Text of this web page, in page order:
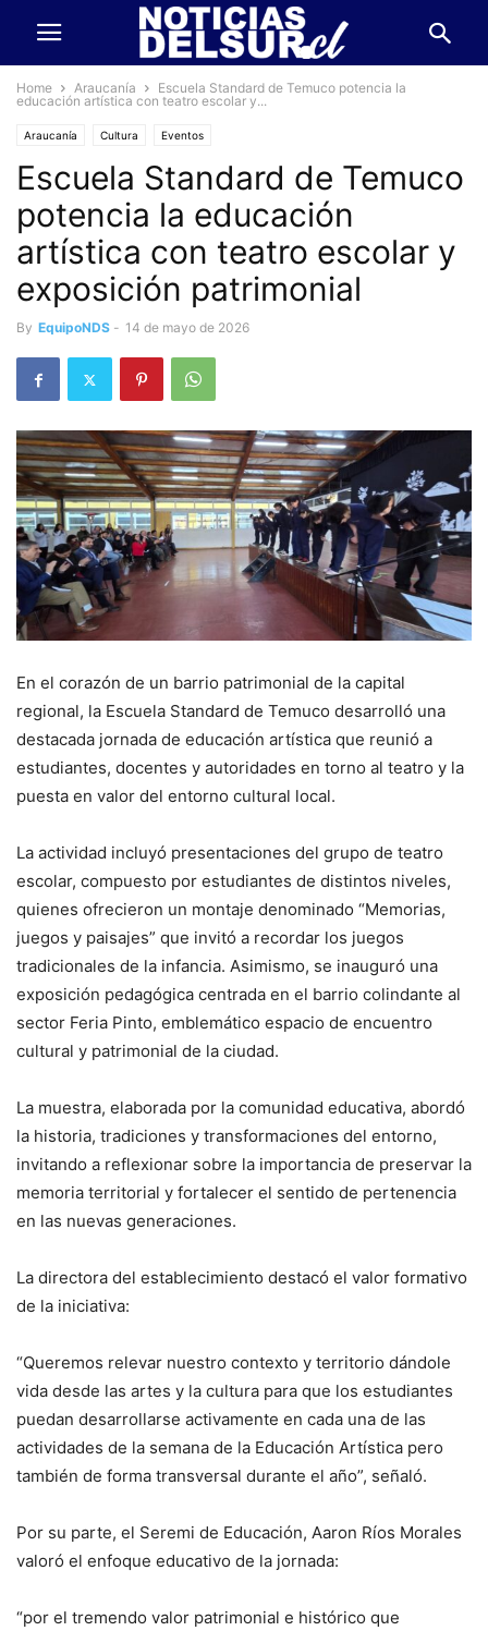
Home Araucanía
Escuela Standard de Temuco potencia la
educación artística con teatro escolar y...
Araucanía Cultura Eventos
Escuela Standard de Temuco
potencia la educación
artística con teatro escolar y
exposición patrimonial
By EquipoNDS - 14 de mayo de 2026
En el corazón de un barrio patrimonial de la capital
regional, la Escuela Standard de Temuco desarrolló una
destacada jornada de educación artística que reunió a
estudiantes, docentes y autoridades en torno al teatro y la
puesta en valor del entorno cultural local.
La actividad incluyó presentaciones del grupo de teatro
escolar, compuesto por estudiantes de distintos niveles,
quienes ofrecieron un montaje denominado “Memorias,
juegos y paisajes” que invitó a recordar los juegos
tradicionales de la infancia. Asimismo, se inauguró una
exposición pedagógica centrada en el barrio colindante al
sector Feria Pinto, emblemático espacio de encuentro
cultural y patrimonial de la ciudad.
La muestra, elaborada por la comunidad educativa, abordó
la historia, tradiciones y transformaciones del entorno,
invitando a reflexionar sobre la importancia de preservar la
memoria territorial y fortalecer el sentido de pertenencia
en las nuevas generaciones.
La directora del establecimiento destacó el valor formativo
de la iniciativa:
“Queremos relevar nuestro contexto y territorio dándole
vida desde las artes y la cultura para que los estudiantes
puedan desarrollarse activamente en cada una de las
actividades de la semana de la Educación Artística pero
también de forma transversal durante el año”, señaló.
Por su parte, el Seremi de Educación, Aaron Ríos Morales
valoró el enfoque educativo de la jornada:
“por el tremendo valor patrimonial e histórico que